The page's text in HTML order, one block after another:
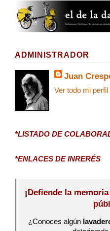
ADMINISTRADOR
Juan
Ver todo mi perfil
*LISTADO DE
*ENLACES DE INRERÉS
¡Defiende la
¿Conoces algún